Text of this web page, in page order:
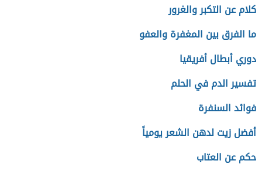
كلام عن التكبر والغرور
ما الفرق بين المغفرة والعفو
دوري أبطال أفريقيا
تفسير الدم في الحلم
فوائد السنفرة
أفضل زيت لدهن الشعر يومياً
حكم عن العتاب